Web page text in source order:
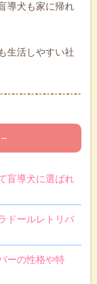
導犬も家に帰れ
生活しやすい社
盲導犬に選ばれ
ドールレトリバ
ーの性格や特